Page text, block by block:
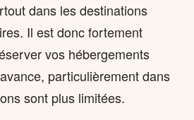
dans les destinations
Il est donc fortement
vos hébergements
particulièrement dans
sont plus limitées.